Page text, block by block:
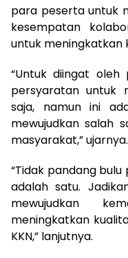
para peserta untuk
kesempatan
untuk meningkatkan
“Untuk diingat oleh
persyaratan untuk
saja, namun ini
mewujudkan salah
masyarakat,” ujarnya.
“Tidak pandang
adalah satu.
mewujudkan
meningkatkan
KKN,” lanjutnya.